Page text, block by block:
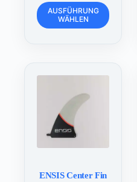
bis
161.00 CHF
AUSFÜHRUNG
WÄHLEN
Dieses
Produkt
weist
Produktseite
gewählt
werden
ENSIS Center Fin